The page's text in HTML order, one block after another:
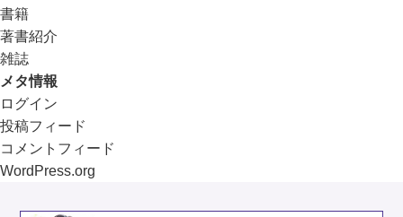
書籍
著書紹介
雑誌
メタ情報
ログイン
投稿フィード
コメントフィード
WordPress.org